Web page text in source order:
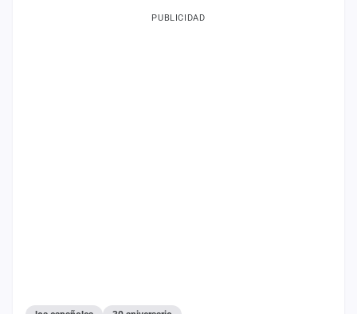
PUBLICIDAD